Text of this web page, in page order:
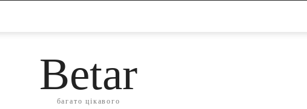
Betar
багато цікавого